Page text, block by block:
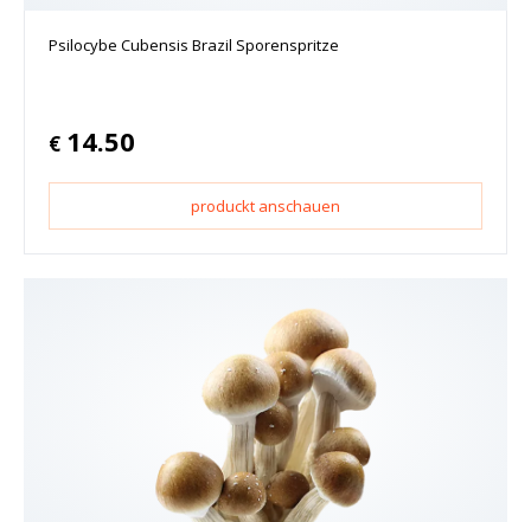
Psilocybe Cubensis Brazil Sporenspritze
€ 14.50
produckt anschauen